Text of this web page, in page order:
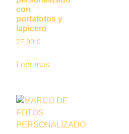
con
portafotos y
lapicero
27,90 €
Leer más